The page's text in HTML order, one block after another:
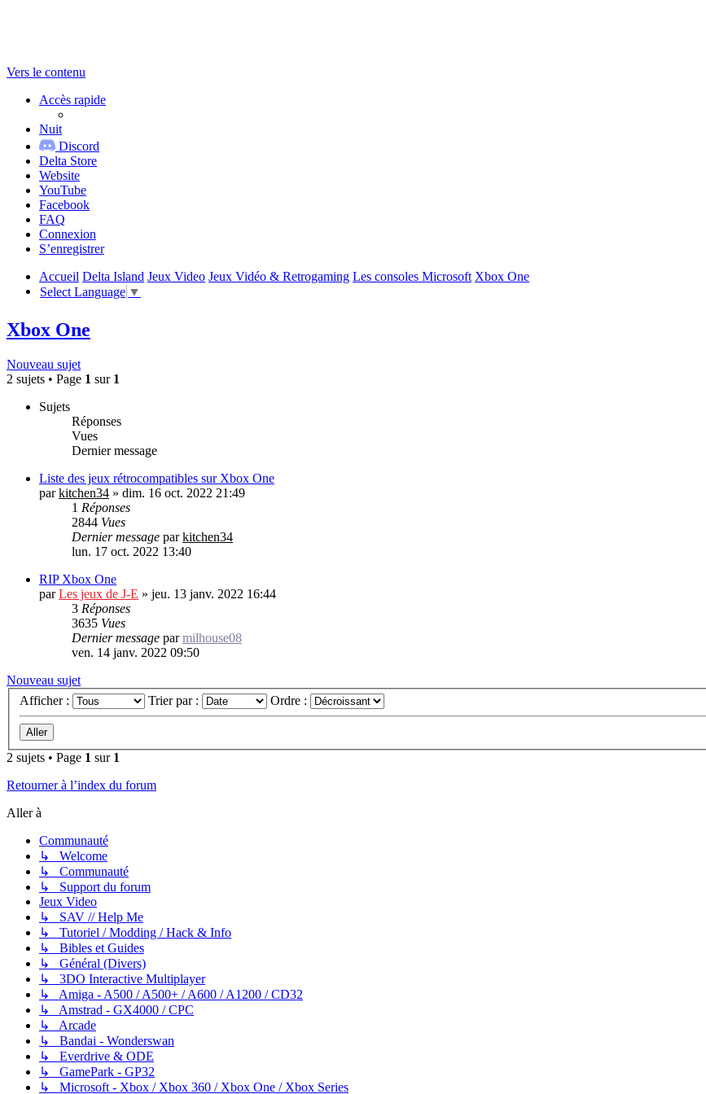
Vers le contenu
Accès rapide
Nuit
Discord
Delta Store
Website
YouTube
Facebook
FAQ
Connexion
S’enregistrer
Accueil Delta Island Jeux Video Jeux Vidéo & Retrogaming Les consoles Microsoft Xbox One
Select Language ▼
Xbox One
Nouveau sujet
2 sujets • Page 1 sur 1
Sujets
Réponses
Vues
Dernier message
Liste des jeux rétrocompatibles sur Xbox One
parkitchen34 » dim. 16 oct. 2022 21:49
1 Réponses
2844 Vues
Dernier message parkitchen34
lun. 17 oct. 2022 13:40
RIP Xbox One
parLes jeux de J-E » jeu. 13 janv. 2022 16:44
3 Réponses
3635 Vues
Dernier message parmilhouse08
ven. 14 janv. 2022 09:50
Nouveau sujet
Afficher :
Trier par : Ordre :
2 sujets • Page 1 sur 1
Retourner à l’index du forum
Aller à
Communauté
↳ Welcome
↳ Communauté
↳ Support du forum
Jeux Video
↳ SAV // Help Me
↳ Tutoriel / Modding / Hack & Info
↳ Bibles et Guides
↳ Général (Divers)
↳ 3DO Interactive Multiplayer
↳ Amiga - A500 / A500+ / A600 / A1200 / CD32
↳ Amstrad - GX4000 / CPC
↳ Arcade
↳ Bandai - Wonderswan
↳ Everdrive & ODE
↳ GamePark - GP32
↳ Microsoft - Xbox / Xbox 360 / Xbox One / Xbox Series